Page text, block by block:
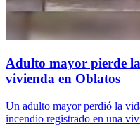
Adulto mayor pierde
vivienda en Oblatos
Un adulto mayor perdió la
incendio registrado en una